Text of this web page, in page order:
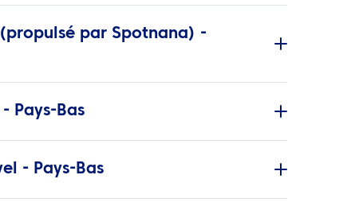
par Spotnana) -
Pays-Bas
- Pays-Bas